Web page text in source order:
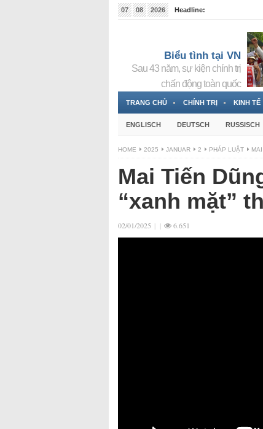
07 08 2026
Headline:
Biểu tình tại VN
Sau 43 năm, sự kiện chính trị
chấn động toàn quốc
TRANG CHỦ CHÍNH TRỊ KINH TẾ
ENGLISCH DEUTSCH RUSSISCH
HOME 2025 JANUAR 2 PHÁP LUẬT
Mai Tiến
“xanh mặt”
02/01/2025 | | 6.651